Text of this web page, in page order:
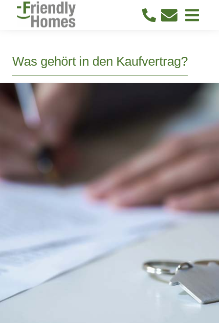
Was gehört in den Kaufvertrag?